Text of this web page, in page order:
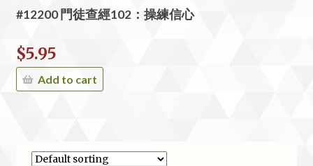
#12200 門徒查經102：操練信心
$5.95
Add to cart